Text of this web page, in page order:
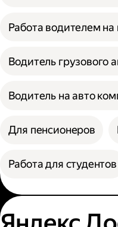
Работа водителем на
Водитель грузового
Водитель на авто
Для пенсионеров
Работа для студентов